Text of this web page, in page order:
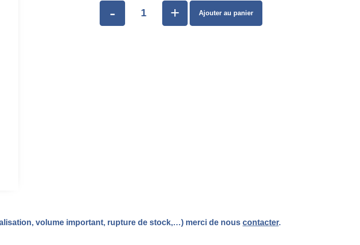
- + Ajouter au panier
volume important, rupture de stock,…) merci de nous contacter.